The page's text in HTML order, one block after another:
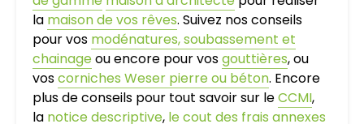
la maison de vos rêves. Suivez nos conseils
pour vos modénatures, soubassement et
chainageou encore pour vosgouttières, ou
voscorniches Weser pierre ou béton. Encore
plus de conseils pour tout savoir sur leCCMI,
la notice descriptive, le cout des frais annexes